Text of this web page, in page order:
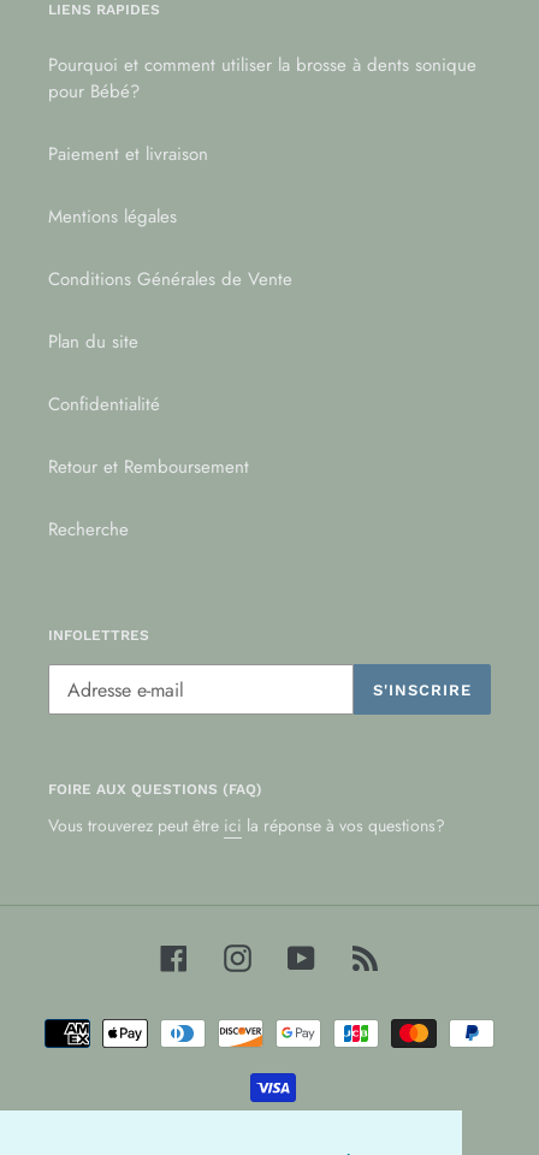
LIENS RAPIDES
Pourquoi et comment utiliser la brosse à dents sonique
pour Bébé?
Paiement et livraison
Mentions légales
Conditions Générales de Vente
Plan du site
Confidentialité
Retour et Remboursement
Recherche
INFOLETTRES
S'INSCRIRE
FOIRE AUX QUESTIONS (FAQ)
Vous trouverez peut être ici la réponse à vos questions?
FacebookInstagramYouTube
Moyens
de
paiement